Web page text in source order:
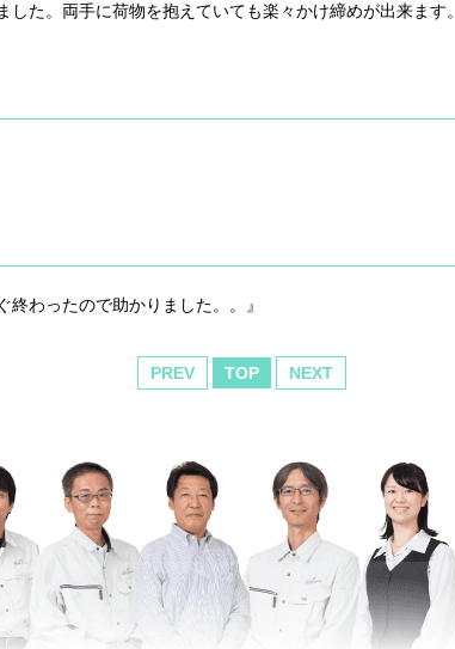
た。両手に荷物を抱えていても楽々かけ締めが出来ます。
終わったので助かりました。。』
PREV TOP NEXT